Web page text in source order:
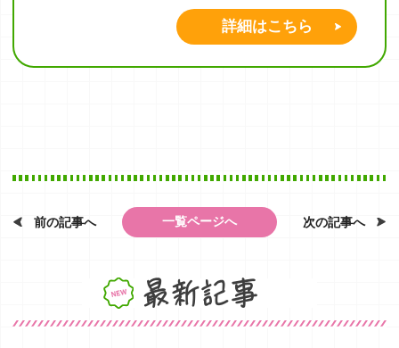
詳細はこちら
前の記事へ 一覧ページへ 次の記事へ
最新記事